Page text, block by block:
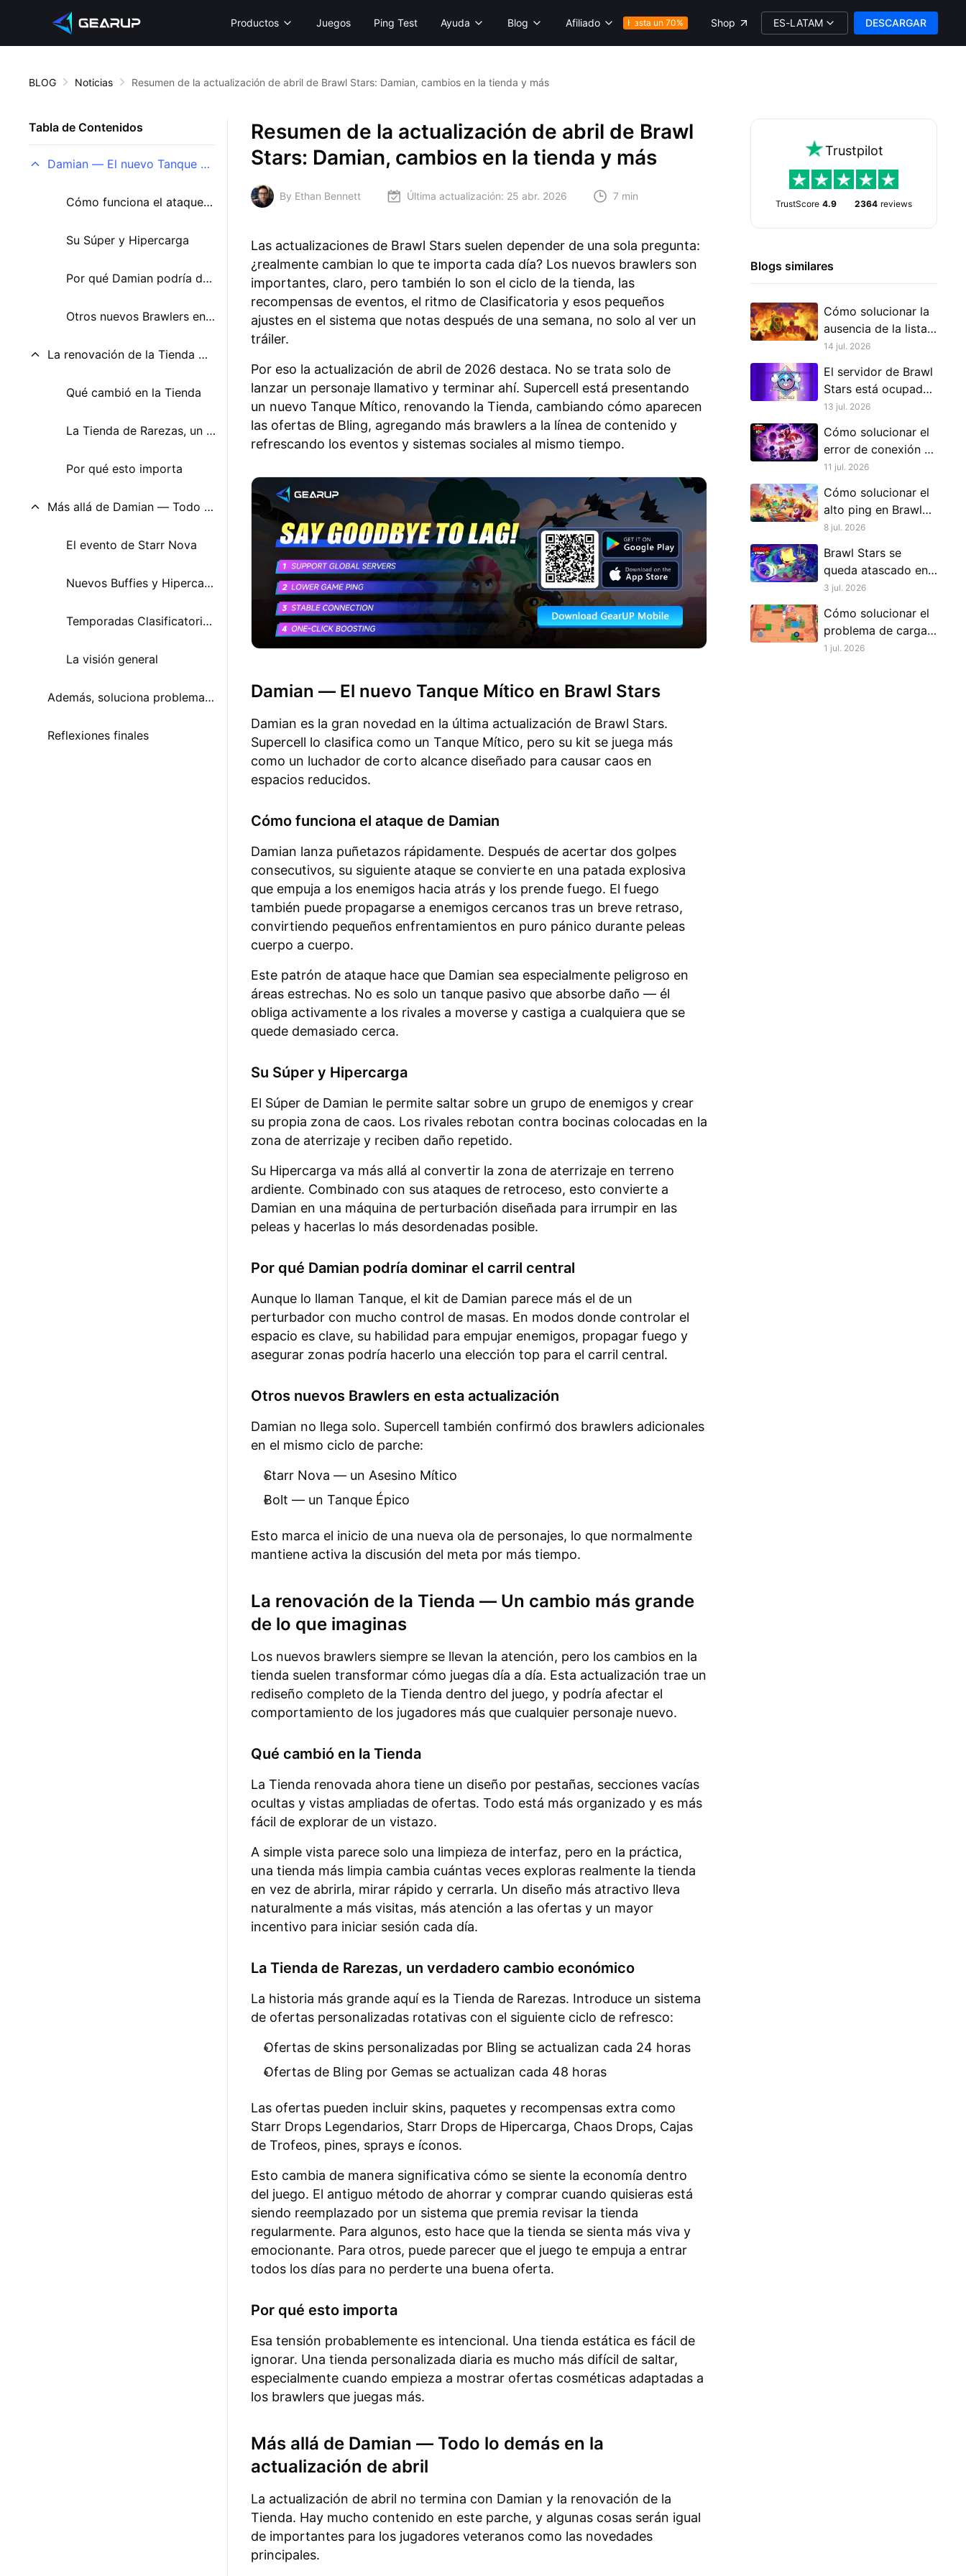
Productos Juegos Ping Test Ayuda Blog Afiliado Hasta un 70% Shop ES-LATAM DESCARGAR
BLOG Noticias Resumen de la actualización de abril de Brawl Stars: Damian, cambios en la tienda y más
Tabla de Contenidos
Damian — El nuevo Tanque Mítico en Brawl Stars
Cómo funciona el ataque de Damian
Su Súper y Hipercarga
Por qué Damian podría dominar el carril central
Otros nuevos Brawlers en esta actualización
La renovación de la Tienda — Un cambio más grande de lo que imaginas
Qué cambió en la Tienda
La Tienda de Rarezas, un verdadero cambio económico
Por qué esto importa
Más allá de Damian — Todo lo demás en la actualización de abril
El evento de Starr Nova
Nuevos Buffies y Hipercargas
Temporadas Clasificatoria, skins y actualizaciones sociales
La visión general
Además, soluciona problemas de conexión en Brawl Stars
Reflexiones finales
Resumen de la actualización de abril de Brawl
Stars: Damian, cambios en la tienda y más
By Ethan Bennett Última actualización: 25 abr. 2026 7 min
Las actualizaciones de Brawl Stars suelen depender de una sola pregunta:
¿realmente cambian lo que te importa cada día? Los nuevos brawlers son
importantes, claro, pero también lo son el ciclo de la tienda, las
recompensas de eventos, el ritmo de Clasificatoria y esos pequeños
ajustes en el sistema que notas después de una semana, no solo al ver un
tráiler.
Por eso la actualización de abril de 2026 destaca. No se trata solo de
lanzar un personaje llamativo y terminar ahí. Supercell está presentando
un nuevo Tanque Mítico, renovando la Tienda, cambiando cómo aparecen
las ofertas de Bling, agregando más brawlers a la línea de contenido y
refrescando los eventos y sistemas sociales al mismo tiempo.
Damian — El nuevo Tanque Mítico en Brawl Stars
Damian es la gran novedad en la última actualización de Brawl Stars.
Supercell lo clasifica como un Tanque Mítico, pero su kit se juega más
como un luchador de corto alcance diseñado para causar caos en
espacios reducidos.
Cómo funciona el ataque de Damian
Damian lanza puñetazos rápidamente. Después de acertar dos golpes
consecutivos, su siguiente ataque se convierte en una patada explosiva
que empuja a los enemigos hacia atrás y los prende fuego. El fuego
también puede propagarse a enemigos cercanos tras un breve retraso,
convirtiendo pequeños enfrentamientos en puro pánico durante peleas
cuerpo a cuerpo.
Este patrón de ataque hace que Damian sea especialmente peligroso en
áreas estrechas. No es solo un tanque pasivo que absorbe daño — él
obliga activamente a los rivales a moverse y castiga a cualquiera que se
quede demasiado cerca.
Su Súper y Hipercarga
El Súper de Damian le permite saltar sobre un grupo de enemigos y crear
su propia zona de caos. Los rivales rebotan contra bocinas colocadas en la
zona de aterrizaje y reciben daño repetido.
Su Hipercarga va más allá al convertir la zona de aterrizaje en terreno
ardiente. Combinado con sus ataques de retroceso, esto convierte a
Damian en una máquina de perturbación diseñada para irrumpir en las
peleas y hacerlas lo más desordenadas posible.
Por qué Damian podría dominar el carril central
Aunque lo llaman Tanque, el kit de Damian parece más el de un
perturbador con mucho control de masas. En modos donde controlar el
espacio es clave, su habilidad para empujar enemigos, propagar fuego y
asegurar zonas podría hacerlo una elección top para el carril central.
Otros nuevos Brawlers en esta actualización
Damian no llega solo. Supercell también confirmó dos brawlers adicionales
en el mismo ciclo de parche:
Starr Nova — un Asesino Mítico
Bolt — un Tanque Épico
Esto marca el inicio de una nueva ola de personajes, lo que normalmente
mantiene activa la discusión del meta por más tiempo.
La renovación de la Tienda — Un cambio más grande
de lo que imaginas
Los nuevos brawlers siempre se llevan la atención, pero los cambios en la
tienda suelen transformar cómo juegas día a día. Esta actualización trae un
rediseño completo de la Tienda dentro del juego, y podría afectar el
comportamiento de los jugadores más que cualquier personaje nuevo.
Qué cambió en la Tienda
La Tienda renovada ahora tiene un diseño por pestañas, secciones vacías
ocultas y vistas ampliadas de ofertas. Todo está más organizado y es más
fácil de explorar de un vistazo.
A simple vista parece solo una limpieza de interfaz, pero en la práctica,
una tienda más limpia cambia cuántas veces exploras realmente la tienda
en vez de abrirla, mirar rápido y cerrarla. Un diseño más atractivo lleva
naturalmente a más visitas, más atención a las ofertas y un mayor
incentivo para iniciar sesión cada día.
La Tienda de Rarezas, un verdadero cambio económico
La historia más grande aquí es la Tienda de Rarezas. Introduce un sistema
de ofertas personalizadas rotativas con el siguiente ciclo de refresco:
Ofertas de skins personalizadas por Bling se actualizan cada 24 horas
Ofertas de Bling por Gemas se actualizan cada 48 horas
Las ofertas pueden incluir skins, paquetes y recompensas extra como
Starr Drops Legendarios, Starr Drops de Hipercarga, Chaos Drops, Cajas
de Trofeos, pines, sprays e íconos.
Esto cambia de manera significativa cómo se siente la economía dentro
del juego. El antiguo método de ahorrar y comprar cuando quisieras está
siendo reemplazado por un sistema que premia revisar la tienda
regularmente. Para algunos, esto hace que la tienda se sienta más viva y
emocionante. Para otros, puede parecer que el juego te empuja a entrar
todos los días para no perderte una buena oferta.
Por qué esto importa
Esa tensión probablemente es intencional. Una tienda estática es fácil de
ignorar. Una tienda personalizada diaria es mucho más difícil de saltar,
especialmente cuando empieza a mostrar ofertas cosméticas adaptadas a
los brawlers que juegas más.
Más allá de Damian — Todo lo demás en la
actualización de abril
La actualización de abril no termina con Damian y la renovación de la
Tienda. Hay mucho contenido en este parche, y algunas cosas serán igual
de importantes para los jugadores veteranos como las novedades
principales.
Trustpilot
TrustScore 4.9 2364 reviews
Blogs similares
Cómo solucionar la
ausencia de la lista
de amigos en Brawl
14 jul. 2026
El servidor de Brawl
Stars está ocupado
después de la
actualización |
Cómo solucionarlo
13 jul. 2026
Cómo solucionar el
error de conexión al
servidor en Brawl
Stars
11 jul. 2026
Cómo solucionar el
alto ping en Brawl
Stars después de la
de temporada
8 jul. 2026
Brawl Stars se
queda atascado en
87% al cargar:
causas reales y
soluciones
confiables
3 jul. 2026
Cómo solucionar el
problema de carga
de la interfaz en
1 jul. 2026